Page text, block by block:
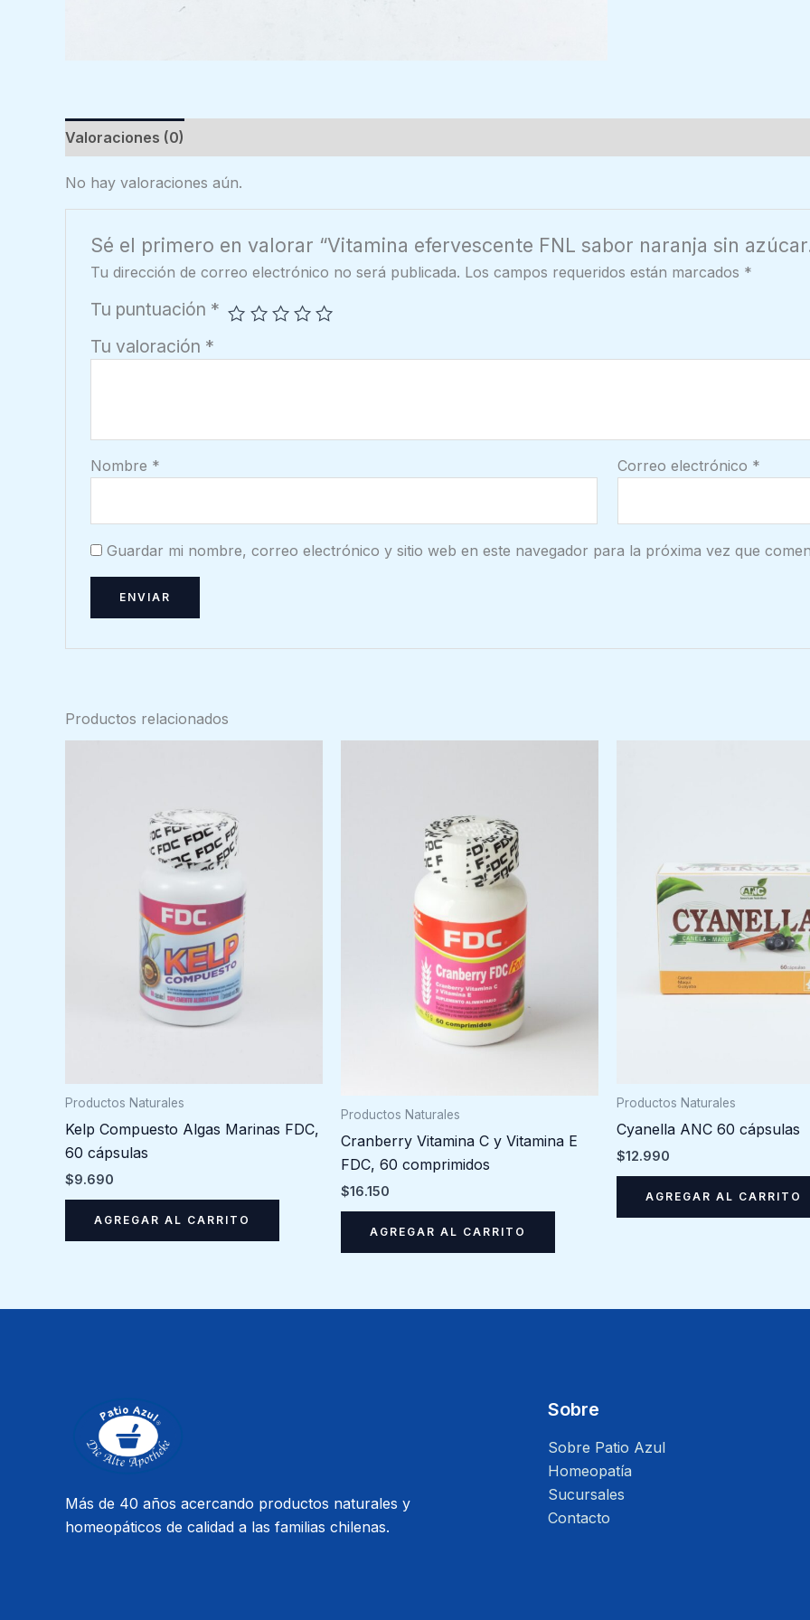
Valoraciones (0)
No hay valoraciones aún.
Sé el primero en valorar “Vitamina efervescente FNL sabor naranja sin
Tu dirección de correo electrónico no será publicada. Los campos requeridos están marcados *
Tu puntuación *
Tu valoración *
Nombre * Correo electrónico *
Guardar mi nombre, correo electrónico y sitio web en este navegador para la próxima vez que
Productos relacionados
Productos Naturales
Kelp Compuesto Algas Marinas FDC,
60 cápsulas
$9.690
AGREGAR AL CARRITO
Productos Naturales
Cranberry Vitamina C y Vitamina E
FDC, 60 comprimidos
$16.150
AGREGAR AL CARRITO
Productos Naturales
Cyanella ANC 60 cápsulas
$12.990
AGREGAR AL CARRITO
Más de 40 años acercando productos naturales y
homeopáticos de calidad a las familias chilenas.
Sobre
Sobre Patio Azul
Homeopatía
Sucursales
Contacto